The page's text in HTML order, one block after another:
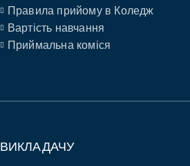
Правила прийому в Коледж
Вартість навчання
Приймальна коміся
ВИКЛАДАЧУ